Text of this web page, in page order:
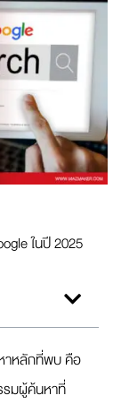
ในปี 2025
หลักที่พบ คือ
รมผู้ค้นหาที่